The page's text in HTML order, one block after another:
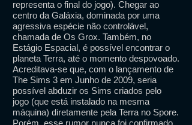
representa o final do jogo). Chegar ao
centro da Galáxia, dominada por uma
agressiva espécie não controlável,
chamada de Os Grox. Também, no
Estágio Espacial, é possível encontrar o
planeta Terra, até o momento despovoado.
Acreditava-se que, com o lançamento de
The Sims 3 em Junho de 2009, seria
possível abduzir os Sims criados pelo
jogo (que está instalado na mesma
máquina) diretamente pela Terra no Spore.
Porém, esse rumor nunca foi confirmado